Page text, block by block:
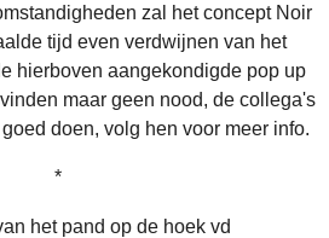
zal het concept Noir
tijd even verdwijnen van het
hierboven aangekondigde pop up
maar geen nood, de collega's
doen, volg hen voor meer info.
*
het pand op de hoek vd